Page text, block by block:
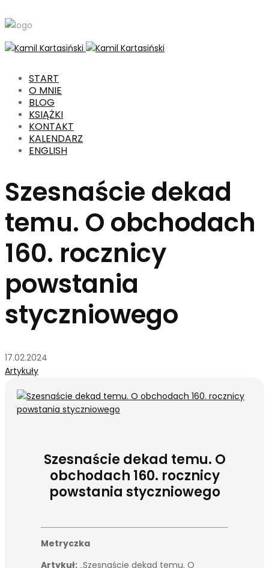
START
O MNIE
BLOG
KSIĄŻKI
KONTAKT
KALENDARZ
ENGLISH
Szesnaście dekad
temu. O obchodach
160. rocznicy
powstania
styczniowego
17.02.2024
Artykuły
Szesnaście dekad temu. O
obchodach 160. rocznicy
powstania styczniowego
Metryczka
Artykuł: „Szesnaście dekad temu. O